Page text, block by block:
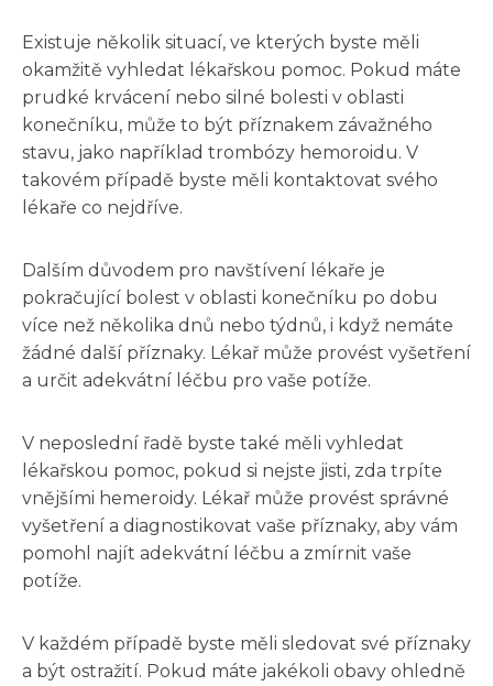
Existuje několik situací, ve kterých byste měli
okamžitě vyhledat lékařskou pomoc. Pokud máte
prudké krvácení nebo silné bolesti v oblasti
konečníku, může to být příznakem závažného
stavu, jako například trombózy hemoroidu. V
takovém případě byste měli kontaktovat svého
lékaře co nejdříve.
Dalším důvodem pro navštívení lékaře je
pokračující bolest v oblasti konečníku po dobu
více než několika dnů nebo týdnů, i když nemáte
žádné další příznaky. Lékař může provést vyšetření
a určit adekvátní léčbu pro vaše potíže.
V neposlední řadě byste také měli vyhledat
lékařskou pomoc, pokud si nejste jisti, zda trpíte
vnějšími hemeroidy. Lékař může provést správné
vyšetření a diagnostikovat vaše příznaky, aby vám
pomohl najít adekvátní léčbu a zmírnit vaše
potíže.
V každém případě byste měli sledovat své příznaky
a být ostražití. Pokud máte jakékoli obavy ohledně